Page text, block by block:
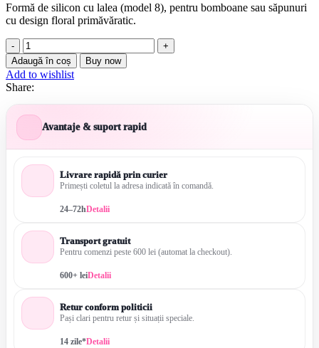
Formă de silicon cu lalea (model 8), pentru bomboane sau săpunuri
cu design floral primăvăratic.
Cantitate
Forma
de
silicon
Lalea
Adaugă în coș Buy now
Add to wishlist
Share:
Avantaje & suport rapid
Livrare rapidă prin curier
Primești coletul la adresa indicată în comandă.
24–72hDetalii
Transport gratuit
Pentru comenzi peste 600 lei (automat la checkout).
600+ leiDetalii
Retur conform politicii
Pași clari pentru retur și situații speciale.
14 zile*Detalii